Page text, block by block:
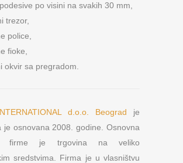
po visini na svakih 30 mm,
trezor,
police,
fioke,
okvir sa pregradom.
d.o.o. Beograd je
je osnovana 2008. godine. Osnovna
firme je trgovina na veliko
sredstvima. Firma je u vlasništvu